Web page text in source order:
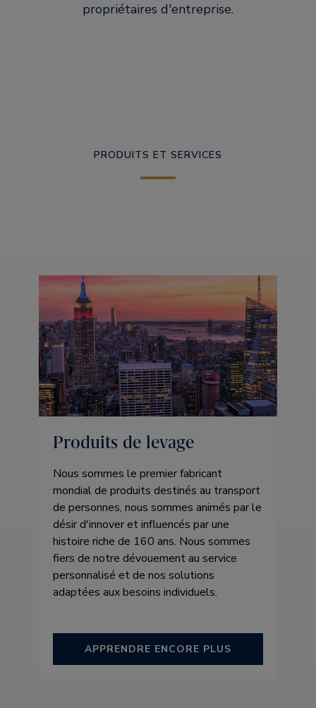
propriétaires d'entreprise.
PRODUITS ET SERVICES
Produits de levage
Nous sommes le premier fabricant
mondial de produits destinés au transport
de personnes, nous sommes animés par le
désir d'innover et influencés par une
histoire riche de 160 ans. Nous sommes
fiers de notre dévouement au service
personnalisé et de nos solutions
adaptées aux besoins individuels.
APPRENDRE ENCORE PLUS